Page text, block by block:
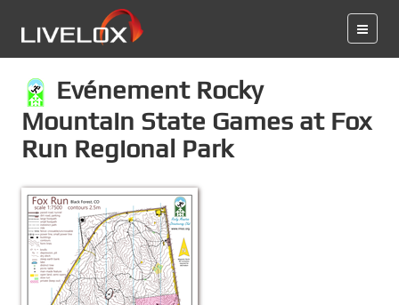
Evénement Rocky
Mountain State Games at Fox
Run Regional Park